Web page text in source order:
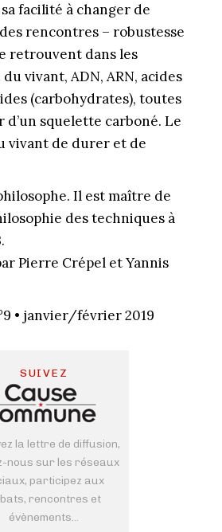
facilité à changer de
rencontres – robustesse
retrouvent dans les
vivant, ADN, ARN, acides
(carbohydrates), toutes
squelette carboné. Le
vivant de durer et de
Il est maître de
des techniques à
Pierre Crépel et Yannis
• janvier/février 2019
SUIVEZ
la lettre de diffusion,
nous sur les réseaux
participez aux
rencontres et
évènements...